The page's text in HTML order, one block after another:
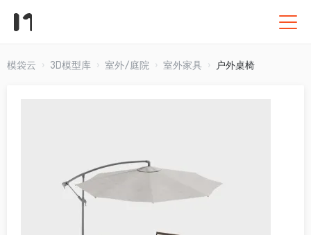
模袋云 3D模型库 室外/庭院 室外家具 户外桌椅